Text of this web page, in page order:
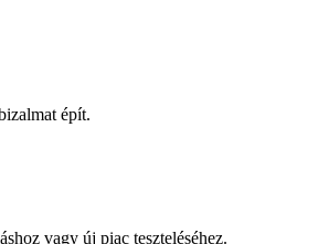
épít.
vagy új piac teszteléséhez.